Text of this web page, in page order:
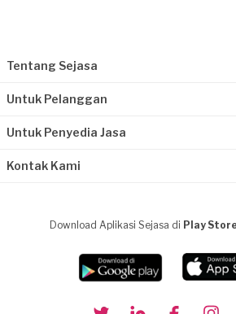
Tentang Sejasa
Untuk Pelanggan
Untuk Penyedia Jasa
Kontak Kami
Download Aplikasi Sejasa di Play